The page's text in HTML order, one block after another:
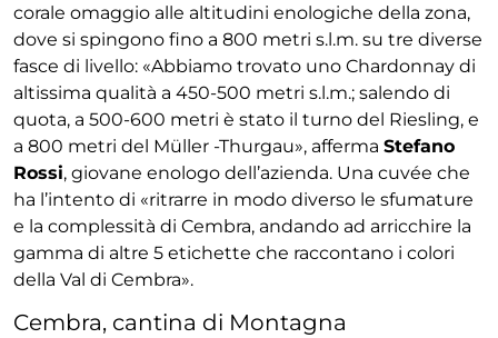
corale omaggio alle altitudini enologiche della zona,
dove si spingono fino a 800 metri s.l.m. su tre diverse
fasce di livello: «Abbiamo trovato uno Chardonnay di
altissima qualità a 450-500 metri s.l.m.; salendo di
quota, a 500-600 metri è stato il turno del Riesling, e
a 800 metri del Müller -Thurgau», afferma Stefano
Rossi, giovane enologo dell’azienda. Una cuvée che
ha l’intento di «ritrarre in modo diverso le sfumature
e la complessità di Cembra, andando ad arricchire la
gamma di altre 5 etichette che raccontano i colori
della Val di Cembra».
Cembra, cantina di Montagna